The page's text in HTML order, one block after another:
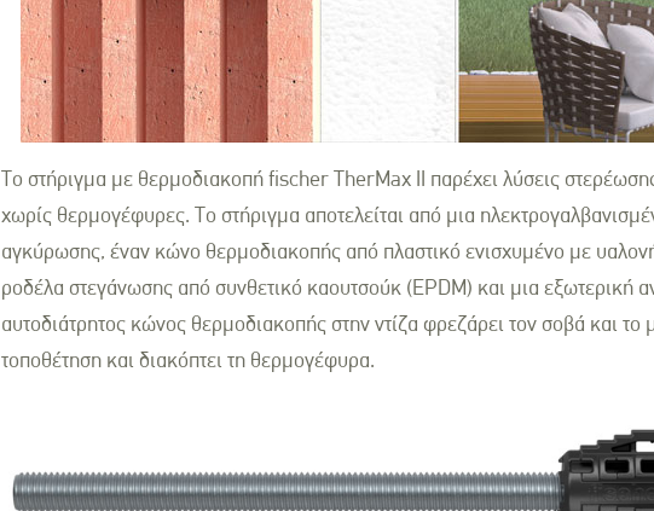
Το στήριγμα με θερμοδιακοπή fischer TherMax II παρέχει λύσεις
χωρίς θερμογέφυρες. Το στήριγμα αποτελείται από μια
αγκύρωσης, έναν κώνο θερμοδιακοπής από πλαστικό ενισχυμένο με
ροδέλα στεγάνωσης από συνθετικό καουτσούκ (EPDM) και μια εξωτερική
αυτοδιάτρητος κώνος θερμοδιακοπής στην ντίζα φρεζάρει τον σοβά και το
τοποθέτηση και διακόπτει τη θερμογέφυρα.